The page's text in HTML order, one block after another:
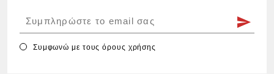
Συμφωνώ με τουςόρους χρήσης